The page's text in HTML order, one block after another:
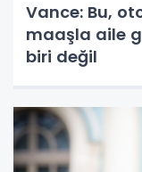
Vance: Bu,
maaşla aile
biri değil